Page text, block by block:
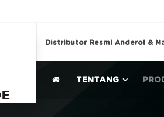
Distributor Resmi Anderol &
TENTANG